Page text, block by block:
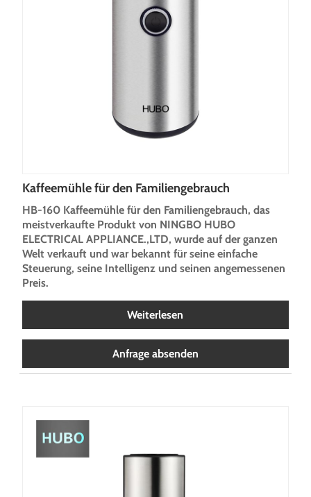
Kaffeemühle für den Familiengebrauch
HB-160 Kaffeemühle für den Familiengebrauch, das
meistverkaufte Produkt von NINGBO HUBO
ELECTRICAL APPLIANCE.,LTD, wurde auf der ganzen
Welt verkauft und war bekannt für seine einfache
Steuerung, seine Intelligenz und seinen angemessenen
Preis.
Weiterlesen
Anfrage absenden